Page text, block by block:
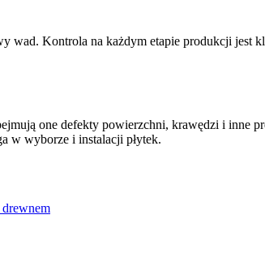
Kontrola na każdym etapie produkcji jest
one defekty powierzchni, krawędzi i inne
w wyborze i instalacji płytek.
drewnem